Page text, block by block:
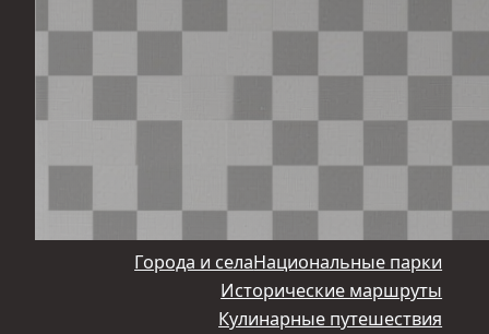
Города и селаНациональные парки
Исторические маршруты
Кулинарные путешествия